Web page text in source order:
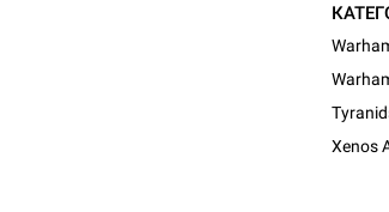
Xenos
Настольная игра Hobby World